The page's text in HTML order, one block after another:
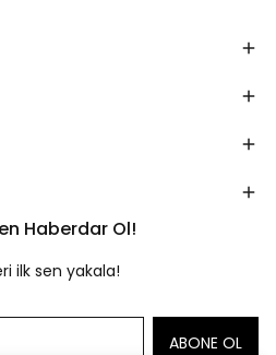
Haberdar Ol!
ilk sen yakala!
ABONE OL